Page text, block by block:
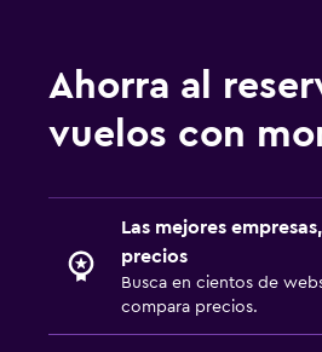
Ahorra al
vuelos con
Las mejores
precios
Busca en cientos de
compara precios.